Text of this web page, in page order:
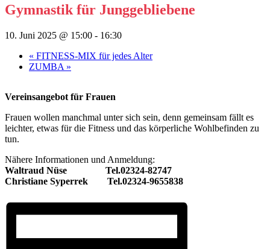
Gymnastik für Junggebliebene
10. Juni 2025 @ 15:00 - 16:30
« FITNESS-MIX für jedes Alter
ZUMBA »
Vereinsangebot für Frauen
Frauen wollen manchmal unter sich sein, denn gemeinsam fällt es
leichter, etwas für die Fitness und das körperliche Wohlbefinden zu
tun.
Nähere Informationen und Anmeldung:
Waltraud Nüse Tel.02324-82747
Christiane Syperrek Tel.02324-9655838